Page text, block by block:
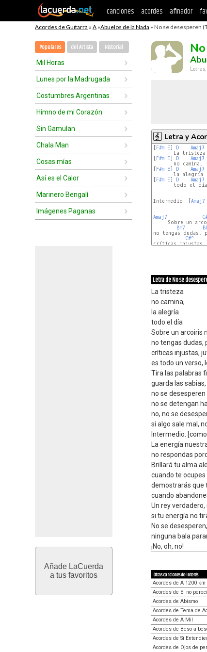
canciones acordes afinador
Acordes de Guitarra » A »Abuelos de la Nada » No se desesperen
Populares del Artista Historial
Mil Horas
Lunes por la Madrugada
Costumbres Argentinas
Himno de mi Corazón
Sin Gamulan
Chala Man
Cosas mías
Así es el Calor
Marinero Bengalí
Imágenes Paganas
Añade LaCuerda
a tus favoritos
Letra y
[F#m E] D
Amaj7
       La tristeza
[F#m E] D
Amaj7
       no camina,
[F#m E] D
Amaj7
       la alegría
[F#m E] D
Amaj7
       todo el día
Intermedio: [Amaj7
Amaj7
Sobre un
Bm7
no tengas
C#º
críticas injustas,
Letra de No se
La tristeza
no camina,
la alegría
todo el día
Sobre un arcoiris
no tengas dudas,
críticas injustas,
es todo un verso,
Tira las palabras
guarda las
no se desesperen
no se detengan
no, no se
si algo sale mal,
Intermedio:
La energía
no respondas
Brillará tu alma
cuando te
demostrarás que
cuando
Un rey
si tu energía no
No se
ninguna bala
¡No, oh, no!
Otras canciones de interés
Acordes de A 1200 km
Acordes de El no
Acordes de Abismo
Acordes de Tema de
Acordes de A Mil
Acordes de Beso a
Acordes de Si
Acordes de Ojos de